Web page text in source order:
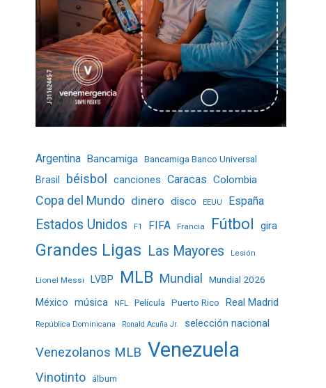
Argentina Bancamiga Bancamiga Banco Universal
Brasil
béisbol canciones Caracas Colombia
Copa del Mundo dinero disco EEUU España
Estados Unidos F1 FIFA Francia Fútbol gira
Grandes Ligas Las Mayores Lesión
Lionel Messi LVBP MLB Mundial Mundial 2026
México música NFL Película Puerto Rico Real Madrid
República Dominicana Ronald Acuña Jr. selección nacional
Venezolanos MLB Venezuela
Vinotinto álbum